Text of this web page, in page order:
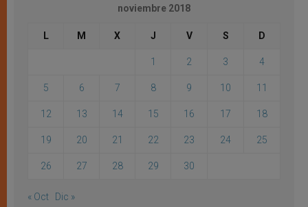
noviembre 2018
L M X J V S D
1 2 3 4
5 6 7 8 9 10 11
12 13 14 15 16 17 18
19 20 21 22 23 24 25
26 27 28 29 30
« Oct Dic »